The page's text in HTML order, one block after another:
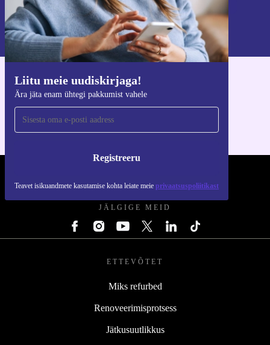
Liitu meie uudiskirjaga!
Ära jäta enam ühtegi pakkumist vahele
Registreeru
Teavet isikuandmete kasutamise kohta leiate meie privaatsuspoliitikast
Registreeru
Teavet isikuandmete kasutamise kohta leiate meie
privaatsuspoliitikast.
Hangi refurbed rakendus
iOS-i ja Androidi jaoks
JÄLGIGE MEID
ETTEVÕTET
Miks refurbed
Renoveerimisprotsess
Jätkusuutlikkus